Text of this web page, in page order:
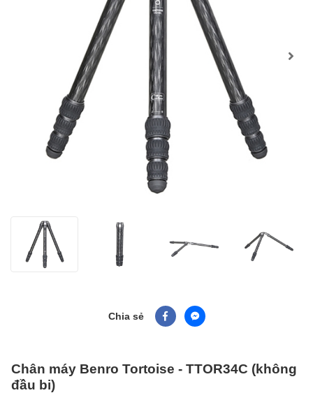
Chia sẻ
Chân máy Benro Tortoise - TTOR34C (không
đầu bi)